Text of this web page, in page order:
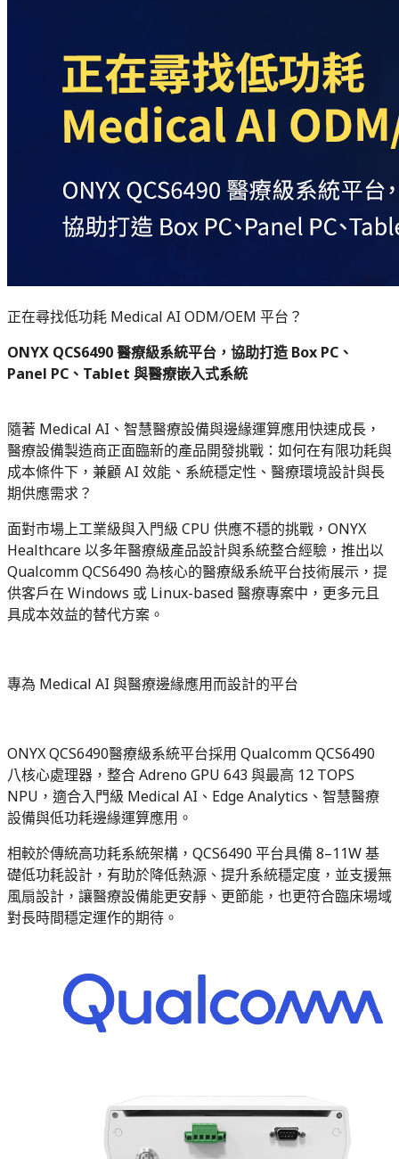
正在尋找低功耗 Medical AI ODM/OEM 平台？
ONYX QCS6490 醫療級系統平台，協助打造 Box PC、
Panel PC、Tablet 與醫療嵌入式系統
隨著 Medical AI、智慧醫療設備與邊緣運算應用快速成長，
醫療設備製造商正面臨新的產品開發挑戰：如何在有限功耗與
成本條件下，兼顧 AI 效能、系統穩定性、醫療環境設計與長
期供應需求？
面對市場上工業級與入門級 CPU 供應不穩的挑戰，ONYX
Healthcare 以多年醫療級產品設計與系統整合經驗，推出以
Qualcomm QCS6490 為核心的醫療級系統平台技術展示，提
供客戶在 Windows 或 Linux-based 醫療專案中，更多元且
具成本效益的替代方案。
專為 Medical AI 與醫療邊緣應用而設計的平台
ONYX QCS6490醫療級系統平台採用 Qualcomm QCS6490
八核心處理器，整合 Adreno GPU 643 與最高 12 TOPS
NPU，適合入門級 Medical AI、Edge Analytics、智慧醫療
設備與低功耗邊緣運算應用。
相較於傳統高功耗系統架構，QCS6490 平台具備 8–11W 基
礎低功耗設計，有助於降低熱源、提升系統穩定度，並支援無
風扇設計，讓醫療設備能更安靜、更節能，也更符合臨床場域
對長時間穩定運作的期待。